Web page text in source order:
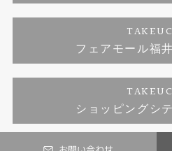
フェアモール福
ショッピングシ